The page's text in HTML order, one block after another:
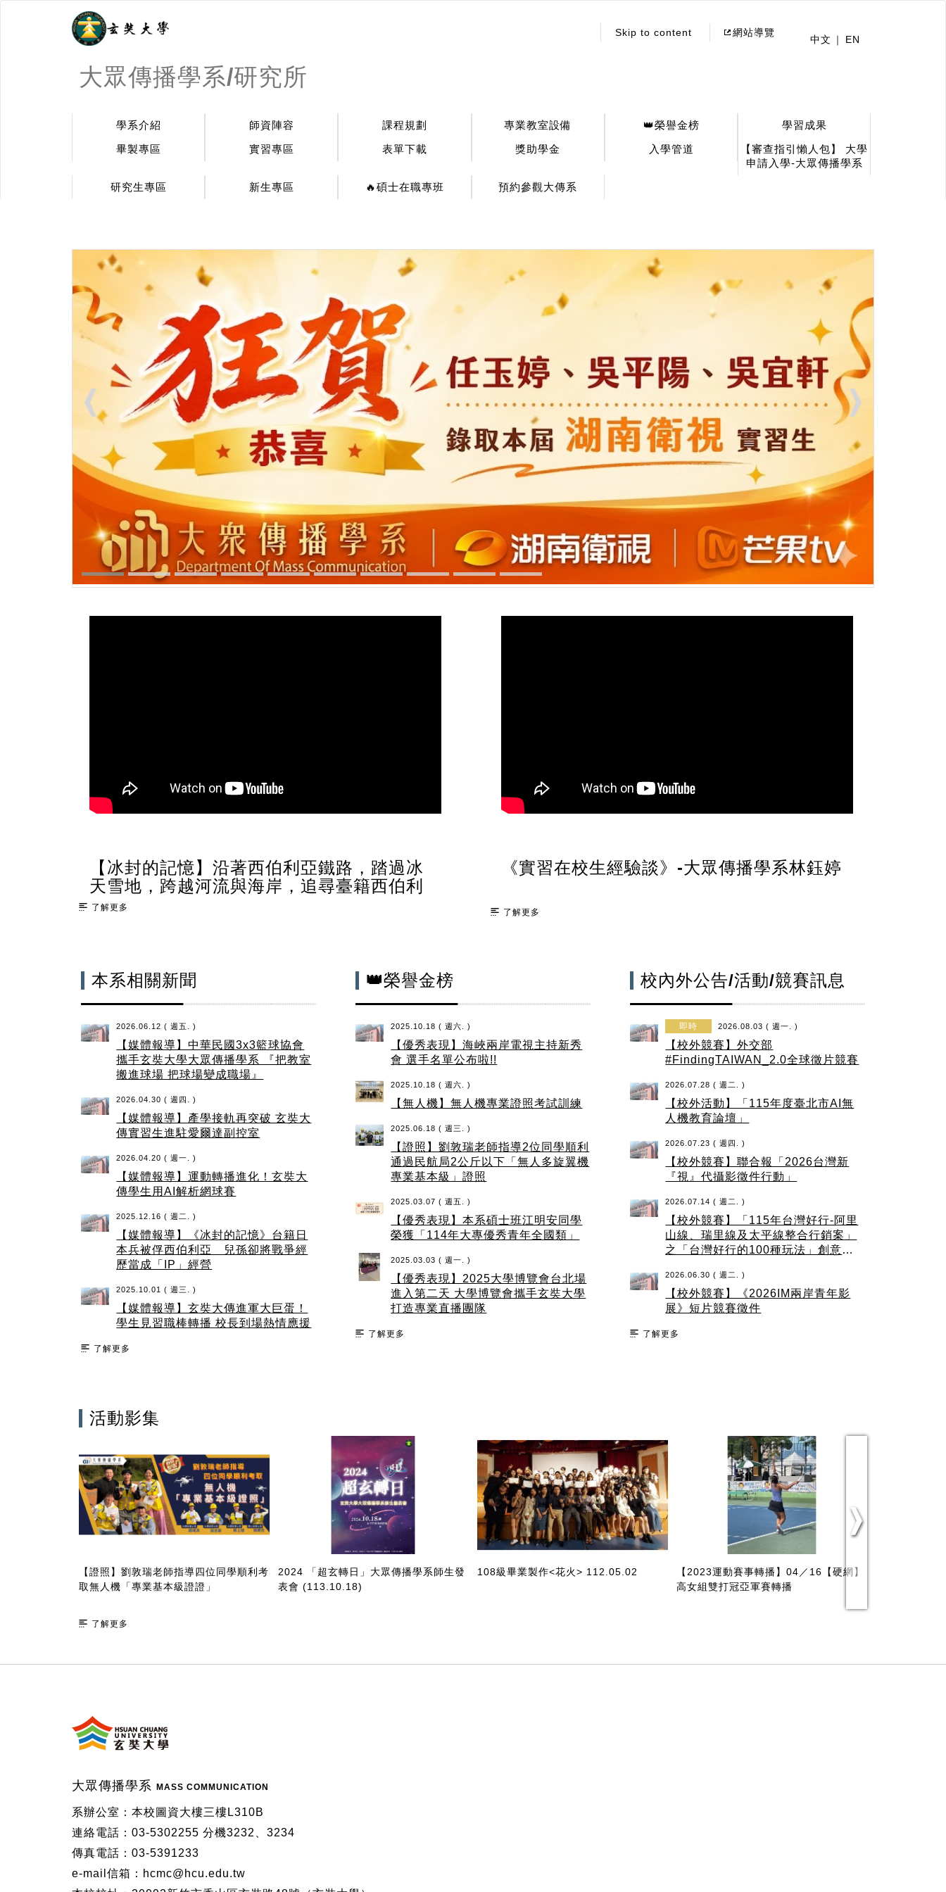
大眾傳播學系/研究所
Skip to content 網站導覽
中文 EN
學系介紹 師資陣容 課程規劃 專業教室設備 👑榮譽金榜
學習成果
畢製專區
實習專區 表單下載 獎助學金 入學管道
【審查指引懶人包】 大學
申請入學-大眾傳播學系
研究生專區
新生專區 🔥碩士在職專班 預約參觀大傳系
【冰封的記憶】沿著西伯利亞鐵路，踏過冰
天雪地，跨越河流與海岸，追尋臺籍西伯利
亞戰俘昔日的歸途
了解更多
《實習在校生經驗談》-大眾傳播學系林鈺婷
了解更多
本系相關新聞
2026.06.12 ( 週五. )
【媒體報導】中華民國3x3籃球協會
攜手玄奘大學大眾傳播學系 『把教室
搬進球場 把球場變成職場』
2026.04.30 ( 週四. )
【媒體報導】產學接軌再突破 玄奘大
傳實習生進駐愛爾達副控室
2026.04.20 ( 週一. )
【媒體報導】運動轉播進化！玄奘大
傳學生用AI解析網球賽
2025.12.16 ( 週二. )
【媒體報導】《冰封的記憶》台籍日
本兵被俘西伯利亞 兒孫卻將戰爭經
歷當成「IP」經營
2025.10.01 ( 週三. )
【媒體報導】玄奘大傳進軍大巨蛋！
學生見習職棒轉播 校長到場熱情應援
了解更多
👑榮譽金榜
2025.10.18 ( 週六. )
【優秀表現】海峽兩岸電視主持新秀
會 選手名單公布啦!!
2025.10.18 ( 週六. )
【無人機】無人機專業證照考試訓練
2025.06.18 ( 週三. )
【證照】劉敦瑞老師指導2位同學順利
通過民航局2公斤以下「無人多旋翼機
專業基本級」證照
2025.03.07 ( 週五. )
【優秀表現】本系碩士班江明安同學
榮獲「114年大專優秀青年全國類」
2025.03.03 ( 週一. )
【優秀表現】2025大學博覽會台北場
進入第二天 大學博覽會攜手玄奘大學
打造專業直播團隊
了解更多
校內外公告/活動/競賽訊息
即時 2026.08.03 ( 週一. )
【校外競賽】外交部
#FindingTAIWAN_2.0全球徵片競賽
2026.07.28 ( 週二. )
【校外活動】「115年度臺北市AI無
人機教育論壇」
2026.07.23 ( 週四. )
【校外競賽】聯合報「2026台灣新
『視』代攝影徵件行動」
2026.07.14 ( 週二. )
【校外競賽】「115年台灣好行-阿里
山線、瑞里線及太平線整合行銷案」
之「台灣好行的100種玩法」創意短
2026.06.30 ( 週二. )
【校外競賽】《2026IM兩岸青年影
展》短片競賽徵件
了解更多
活動影集
【證照】劉敦瑞老師指導四位同學順利考
取無人機「專業基本級證證」
2024 「超玄轉日」大眾傳播學系師生發
表會 (113.10.18)
108級畢業製作<花火> 112.05.02
【2023運動賽事轉播】04／16【硬網】
高女組雙打冠亞軍賽轉播
了解更多
大眾傳播學系 MASS COMMUNICATION
系辦公室：本校圖資大樓三樓L310B
連絡電話：03-5302255 分機3232、3234
傳真電話：03-5391233
e-mail信箱：hcmc@hcu.edu.tw